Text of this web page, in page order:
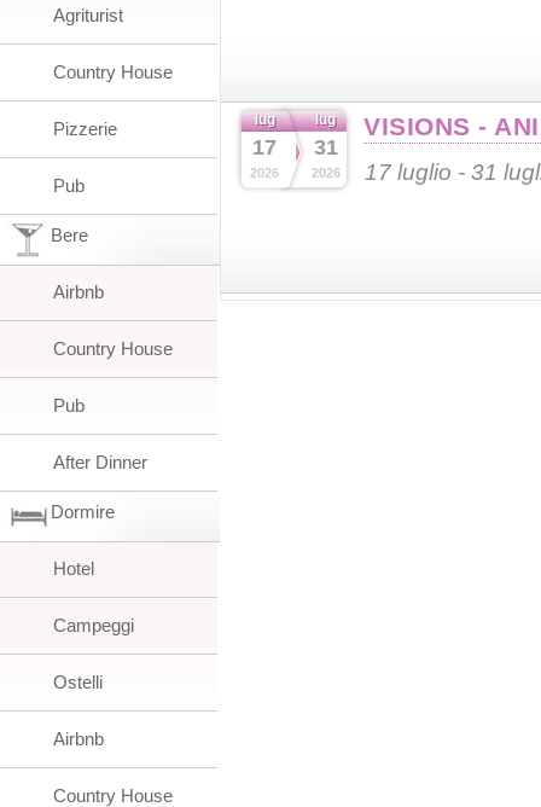
lug
17
2026
lug
31
2026
VISIONS -
17 luglio - 31
Agriturist
Country House
Pizzerie
Pub
Bere
Airbnb
Country House
Pub
After Dinner
Dormire
Hotel
Campeggi
Ostelli
Airbnb
Country House